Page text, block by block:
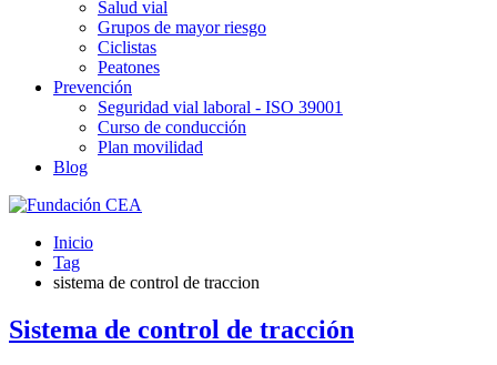
Salud vial
Grupos de mayor riesgo
Ciclistas
Peatones
Prevención
Seguridad vial laboral - ISO 39001
Curso de conducción
Plan movilidad
Blog
Inicio
Tag
sistema de control de traccion
Sistema de control de tracción